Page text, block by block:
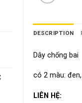
DESCRIPTION
Dây chống bai
có 2 màu:
LIÊN HỆ: